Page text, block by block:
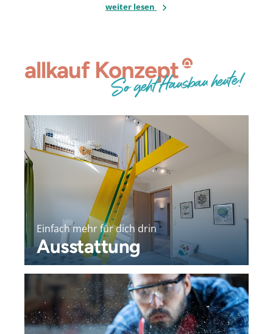
weiter lesen
allkauf Konzept
So geht Hausbau heute!
Einfach mehr für dich drin
Ausstattung